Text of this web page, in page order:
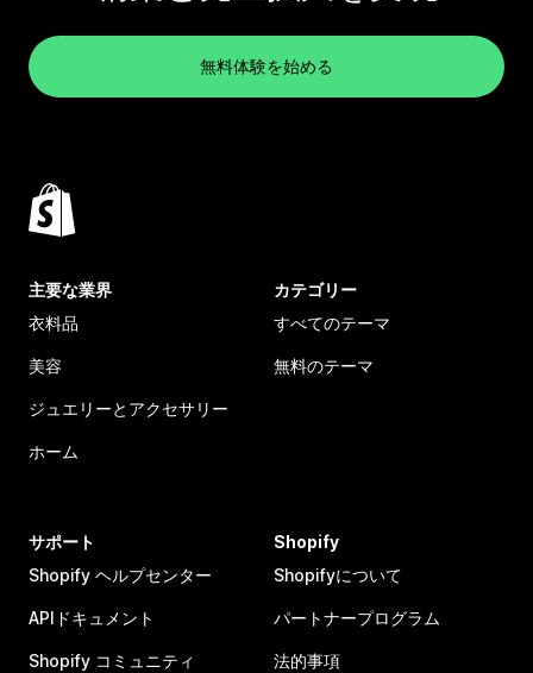
無料体験を始める
主要な業界
衣料品
美容
ジュエリーとアクセサリー
ホーム
カテゴリー
すべてのテーマ
無料のテーマ
サポート
Shopify ヘルプセンター
APIドキュメント
Shopify コミュニティ
Shopify
Shopifyについて
パートナープログラム
法的事項